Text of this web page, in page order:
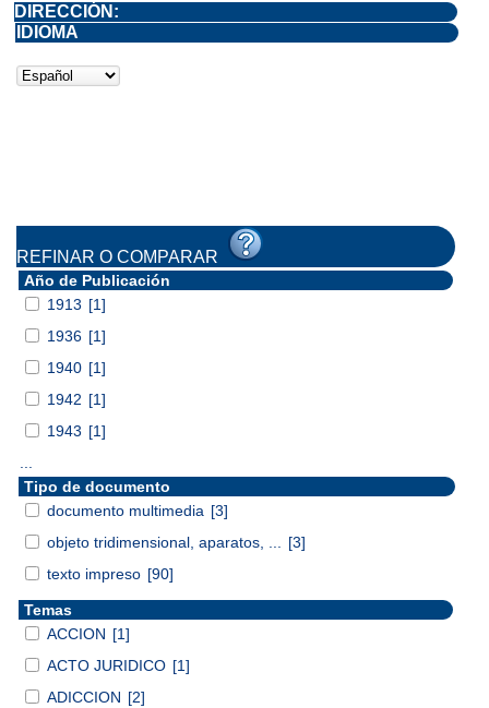
DIRECCIÓN:
IDIOMA
REFINAR O COMPARAR
Año de Publicación
1913 [1]
1936 [1]
1940 [1]
1942 [1]
1943 [1]
Tipo de documento
documento multimedia [3]
objeto tridimensional, aparatos, ...
[3]
texto impreso [90]
Temas
ACCION [1]
ACTO JURIDICO [1]
ADICCION [2]